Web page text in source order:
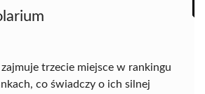
zajmuje trzecie miejsce w rankingu
co świadczy o ich silnej